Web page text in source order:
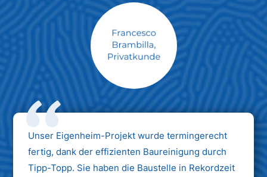
Max Mustermann
Unternehmen AG
Unser Eigenheim-Projekt wurde termingerecht
fertig, dank der effizienten Baureinigung durch
Tipp-Topp. Sie haben die Baustelle in Rekordzeit